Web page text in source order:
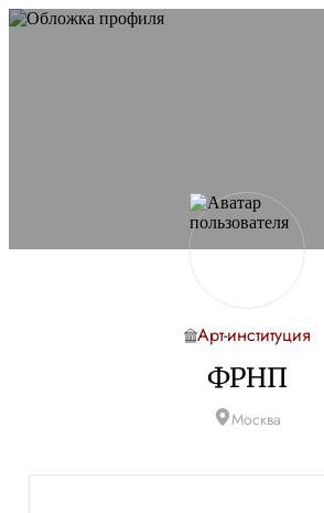
Арт-институция
ФРНП
Москва